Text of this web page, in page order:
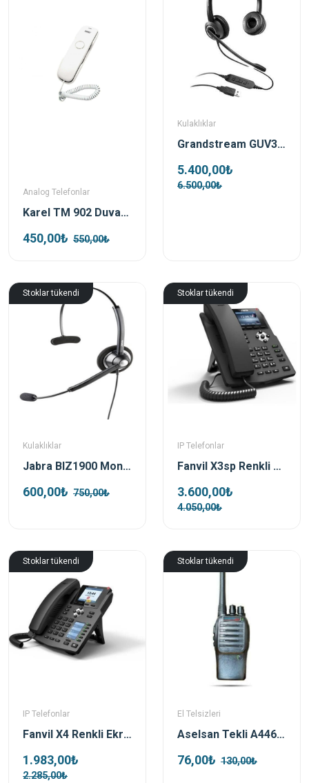
Analog Telefonlar
Karel TM 902 Duvar Telefonu Beyaz
450,00₺ 550,00₺
Kulaklıklar
Grandstream GUV3005 Çift taraflı HD USB Kulaklık
5.400,00₺
6.500,00₺
Stoklar tükendi
Kulaklıklar
Jabra BIZ1900 Mono Nc Tek Taraflı Kulaklık
600,00₺ 750,00₺
Stoklar tükendi
IP Telefonlar
Fanvil X3sp Renkli Ekran Sip Poe Ip Telefon
3.600,00₺
4.050,00₺
Stoklar tükendi
IP Telefonlar
Fanvil X4 Renkli Ekran Sip Poe Ip Telefon
1.983,00₺
2.285,00₺
Stoklar tükendi
El Telsizleri
Aselsan Tekli A446S El Telsizi (Pmr) Pil Ve Şarj Dahil
76,00₺ 130,00₺